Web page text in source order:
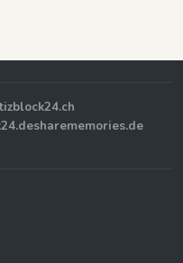
sharememories.de